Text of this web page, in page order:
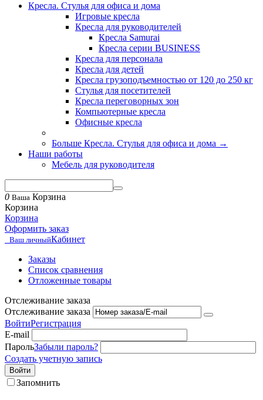
Кресла. Стулья для офиса и дома
Игровые кресла
Кресла для руководителей
Кресла Samurai
Кресла серии BUSINESS
Кресла для персонала
Кресла для детей
Кресла грузоподъемностью от 120 до 250 кг
Стулья для посетителей
Кресла переговорных зон
Компьютерные кресла
Офисные кресла
Больше Кресла. Стулья для офиса и дома →
Наши работы
Мебель для руководителя
0 Ваша Корзина
Корзина
Корзина
Оформить заказ
Ваш личныйКабинет
Заказы
Список сравнения
Отложенные товары
Отслеживание заказа
Отслеживание заказа
ВойтиРегистрация
E-mail
ПарольЗабыли пароль?
Создать учетную запись
Войти
Запомнить